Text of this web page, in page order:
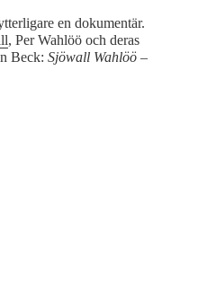
en dokumentär.
, Per Wahlöö och deras
Beck: Sjöwall Wahlöö –